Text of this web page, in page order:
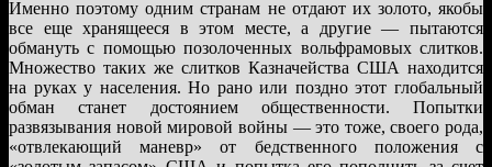
Именно поэтому одним странам не отдают их золото, якобы
все еще хранящееся в этом месте, а другие — пытаются
обмануть с помощью позолоченных вольфрамовых слитков.
Множество таких же слитков Казначейства США находится
на руках у населения. Но рано или поздно этот глобальный
обман станет достоянием общественности. Попытки
развязывания новой мировой войны — это тоже, своего рода,
«отвлекающий маневр» от бедственного положения с